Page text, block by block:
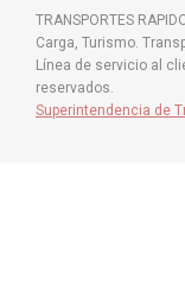
TRANSPORTES
Carga, Turismo.
Línea de servicio al
reservados.
Superintendencia de